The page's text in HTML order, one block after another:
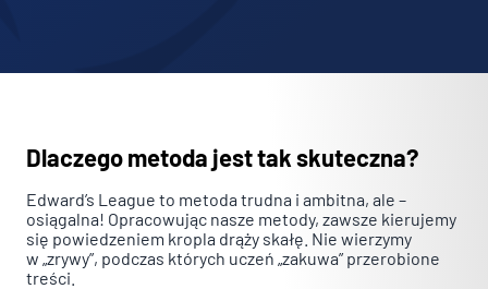
Dlaczego metoda jest tak skuteczna?
Edward’s League to metoda trudna i ambitna, ale –
osiągalna! Opracowując nasze metody, zawsze kierujemy
się powiedzeniem kropla drąży skałę. Nie wierzymy
w „zrywy”, podczas których uczeń „zakuwa” przerobione
treści.
którym znajduje się użytkownik.
Statystyczne pliki cookie pomagają właścicielem stron
internetowych zrozumieć, w jaki sposób różni użytkownicy
zachowują się na stronie, gromadząc i zgłaszając anonimowe
informacje.